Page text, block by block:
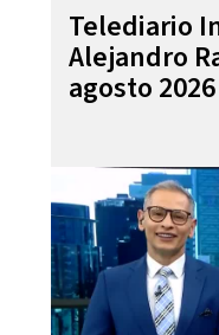
Telediario
Alejandro
agosto 2026